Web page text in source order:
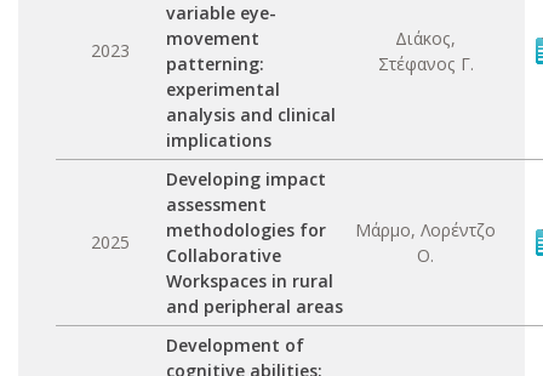
2023
variable eye-
movement
patterning:
experimental
analysis and clinical
implications
Διάκος,
Στέφανος Γ.
2025
Developing impact
assessment
methodologies for
Collaborative
Workspaces in rural
and peripheral areas
Μάρμο, Λορέντζο
Ο.
Development of
cognitive abilities: